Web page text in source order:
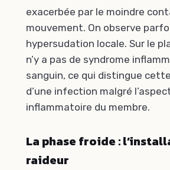
exacerbée par le moindre
mouvement. On observe
hypersudation locale. Sur le
n’y a pas de syndrome
sanguin, ce qui distingue
d’une infection malgré
inflammatoire du membre.
La phase froide :
raideur